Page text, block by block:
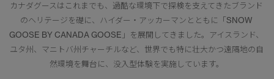
カナダグースはこれまでも、過酷な環境下で探検を支えてきたブランド
のヘリテージを礎に、ハイダー・アッカーマンとともに「SNOW
GOOSE BY CANADA GOOSE」を展開してきました。アイスランド、
ユタ州、マニトバ州チャーチルなど、世界でも特に壮大かつ遠隔地の自
然環境を舞台に、没入型体験を実施しています。